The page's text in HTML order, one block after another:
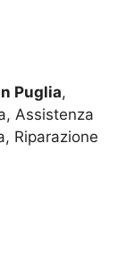
Puglia,
Assistenza
Riparazione